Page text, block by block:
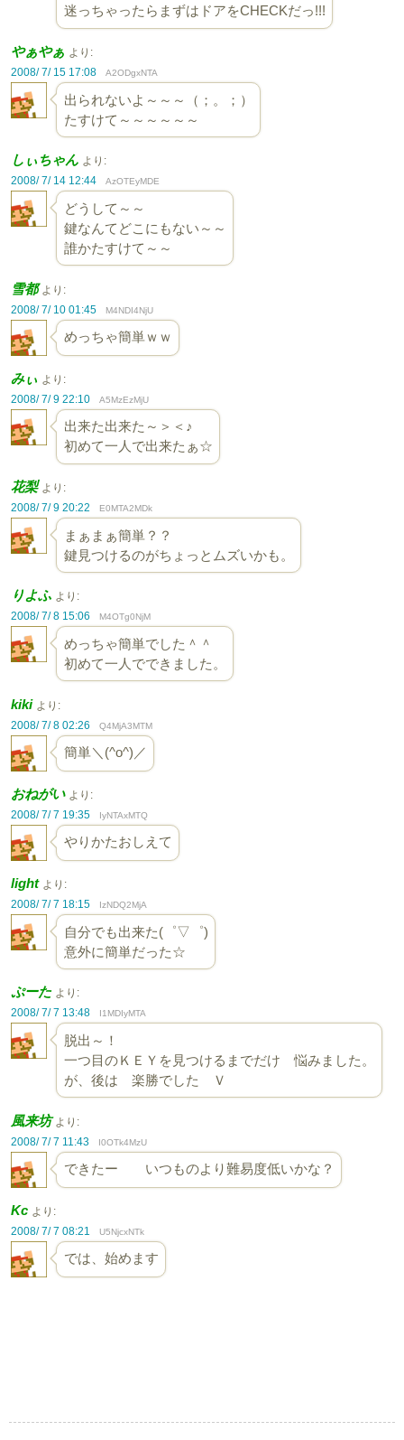
迷っちゃったらまずはドアをCHECKだっ!!!
やぁやぁ より:
2008/ 7/ 15 17:08
A2ODgxNTA
出られないよ～～～（；。；）
たすけて～～～～～～
しぃちゃん より:
2008/ 7/ 14 12:44
AzOTEyMDE
どうして～～
鍵なんてどこにもない～～
誰かたすけて～～
雪都 より:
2008/ 7/ 10 01:45
M4NDI4NjU
めっちゃ簡単ｗｗ
みぃ より:
2008/ 7/ 9 22:10
A5MzEzMjU
出来た出来た～＞＜♪
初めて一人で出来たぁ☆
花梨 より:
2008/ 7/ 9 20:22
E0MTA2MDk
まぁまぁ簡単？？
鍵見つけるのがちょっとムズいかも。
りよふ より:
2008/ 7/ 8 15:06
M4OTg0NjM
めっちゃ簡単でした＾＾
初めて一人でできました。
kiki より:
2008/ 7/ 8 02:26
Q4MjA3MTM
簡単＼(^o^)／
おねがい より:
2008/ 7/ 7 19:35
IyNTAxMTQ
やりかたおしえて
light より:
2008/ 7/ 7 18:15
IzNDQ2MjA
自分でも出来た(゜▽゜)
意外に簡単だった☆
ぷーた より:
2008/ 7/ 7 13:48
I1MDIyMTA
脱出～！
一つ目のＫＥＹを見つけるまでだけ 悩みました。
が、後は 楽勝でした Ｖ
風来坊 より:
2008/ 7/ 7 11:43
I0OTk4MzU
できたー いつものより難易度低いかな？
Kc より:
2008/ 7/ 7 08:21
U5NjcxNTk
では、始めます